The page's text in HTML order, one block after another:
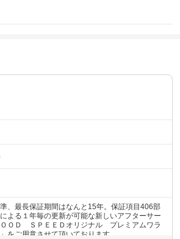
、最長保証期間はなんと15年。保証項目406部
よる１年毎の更新が可能な新しいアフターサー
ＯＯＤ ＳＰＥＥＤオリジナル プレミアムワラ
をご用意させて頂いております。